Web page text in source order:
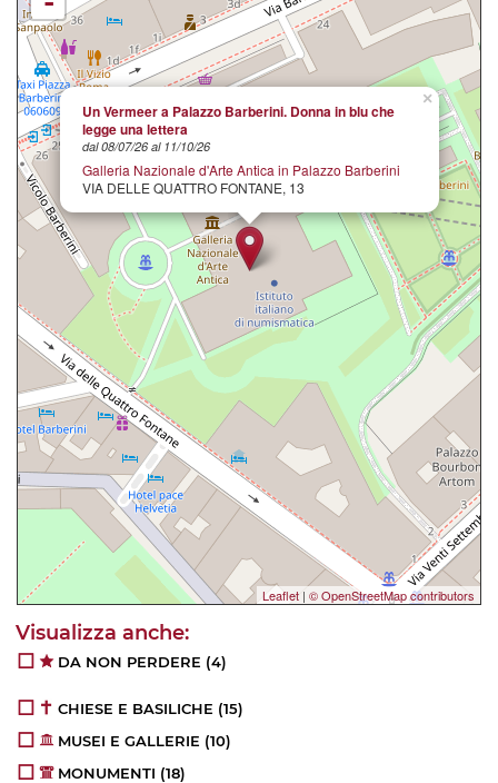
×
Un Vermeer a Palazzo Barberini. Donna in blu che
legge una lettera
dal 08/07/26 al 11/10/26
Galleria Nazionale d'Arte Antica in Palazzo Barberini
VIA DELLE QUATTRO FONTANE, 13
Leaflet | © OpenStreetMap contributors
DA NON PERDERE (4)
CHIESE E BASILICHE (15)
MUSEI E GALLERIE (10)
MONUMENTI (18)